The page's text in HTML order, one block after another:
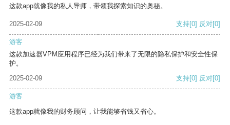
这款app就像我的私人导师，带领我探索知识的奥秘。
2025-02-09 支持[0] 反对[0]
游客
这款加速器VPM应用程序已经为我们带来了无限的隐私保护和安全性保
护。
2025-02-09
支持[0] 反对[0]
游客
这款app就像我的财务顾问，让我能够省钱又省心。